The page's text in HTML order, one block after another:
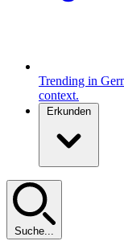
Trending in
context.
Erkunden
Suche...